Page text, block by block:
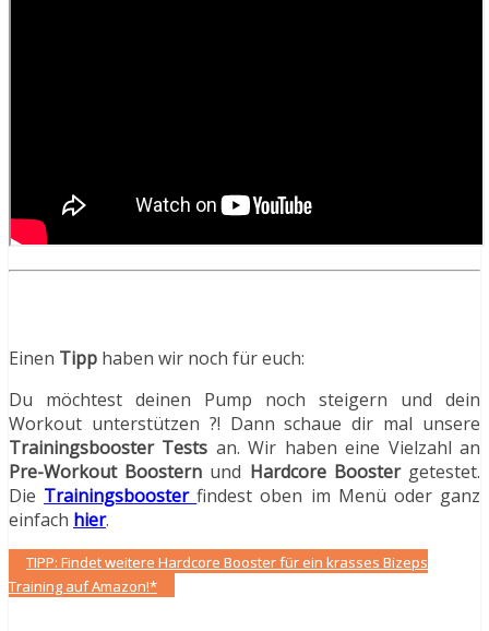
Einen Tipp haben wir noch für euch:
Du möchtest deinen Pump noch steigern und dein
Workout unterstützen ?! Dann schaue dir mal unsere
Trainingsbooster Tests an. Wir haben eine Vielzahl an
Pre-Workout Boostern und Hardcore Boostergetestet.
Die Trainingsboosterfindest oben im Menü oder ganz
einfach hier.
TIPP: Findet weitere Hardcore Booster für ein krasses Bizeps
Training auf Amazon!*